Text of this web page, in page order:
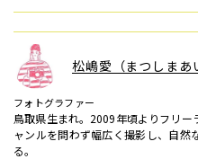
松嶋愛（まつしまあ
フォトグラファー
鳥取県生まれ。2009年頃よりフリ
ャンルを問わず幅広く撮影し、自
る。